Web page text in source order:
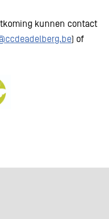
kunnen contact
) of